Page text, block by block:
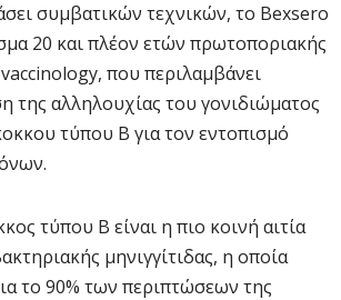
συμβατικών τεχνικών, το Bexsero
20 και πλέον ετών πρωτοποριακής
που περιλαμβάνει
της αλληλουχίας του γονιδιώματος
τύπου Β για τον εντοπισμό
τύπου Β είναι η πιο κοινή αιτία
μηνιγγίτιδας, η οποία
το 90% των περιπτώσεων της